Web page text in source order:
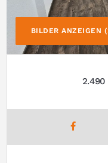
BILDER ANZEIGEN
2.490